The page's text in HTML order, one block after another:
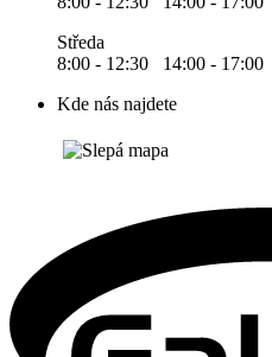
Středa
8:00 - 12:30 14:00 - 17:00
Kde nás najdete